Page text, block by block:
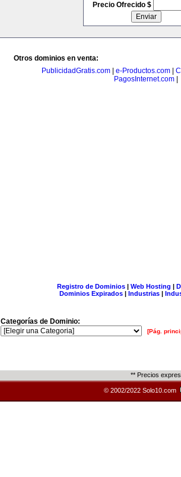
Precio Ofrecido $
Otros dominios en venta:
PublicidadGratis.com
e-Productos.com
PagosInternet.com
Registro de Dominios| Web Hosting |
Dominios Expirados | Industrias |
Categorías de Dominio:
[Pág.
** Precios
© 2002/2022 Solo10.com